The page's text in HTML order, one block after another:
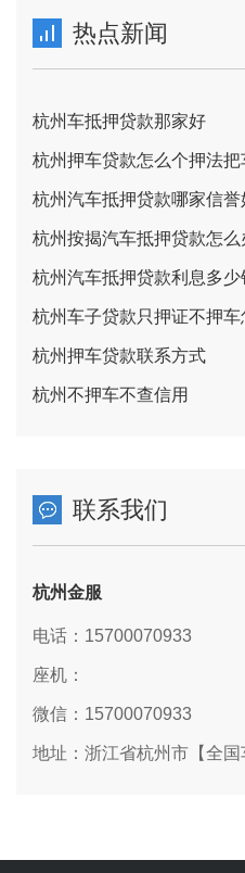
热点新闻
杭州车抵押贷款那家好
杭州押车贷款怎么个押法把
杭州汽车抵押贷款哪家信誉
杭州按揭汽车抵押贷款怎么
杭州汽车抵押贷款利息多少
杭州车子贷款只押证不押
杭州押车贷款联系方式
杭州不押车不查信用
联系我们
杭州金服
电话：15700070933
座机：
微信：15700070933
地址：浙江省杭州市【全国